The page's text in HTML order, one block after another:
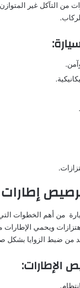
من التآكل غير
إطارات
من أهم الخطوات
ويحمي
من ضبط الزوايا بشكل
الإطارات: